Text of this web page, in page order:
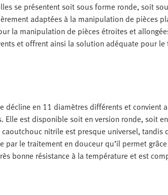
se présentent soit sous forme ronde, soit
adaptées à la manipulation de pièces
la manipulation de pièces étroites et
et offrent ainsi la solution adéquate pour
décline en 11 diamètres différents et convient
Elle est disponible soit en version ronde, soit
nitrile est presque universel,
par le traitement en douceur qu’il permet
bonne résistance à la température et est